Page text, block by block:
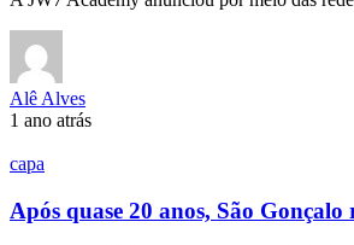
Alê Alves
1 ano atrás
capa
Após quase 20 anos, São